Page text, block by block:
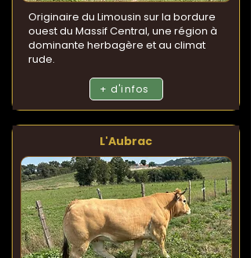
Originaire du Limousin sur la bordure
ouest du Massif Central, une région à
dominante herbagère et au climat
rude.
+ d'infos
L'Aubrac